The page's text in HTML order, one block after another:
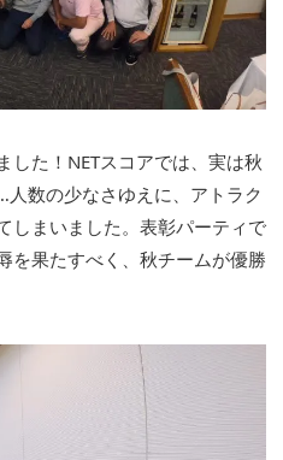
した！NETスコアでは、実は秋
数の少なさゆえに、アトラク
しまいました。表彰パーティで
を果たすべく、秋チームが優勝